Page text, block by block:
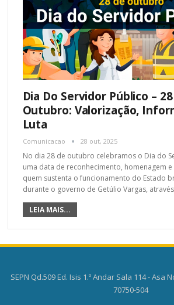
Dia Do Servidor Público –
Outubro: Valorização,
Luta
Comunicacao 28 out, 2025
No dia 28 de outubro celebramos o Dia do
uma data de reconhecimento, homenagem
quem sustenta o funcionamento do Estado
durante o governo de Getúlio Vargas,
LEIA MAIS...
SEPN Qd.509 Ed. Isis 1.º Andar Sala 114 - Asa
70750-504